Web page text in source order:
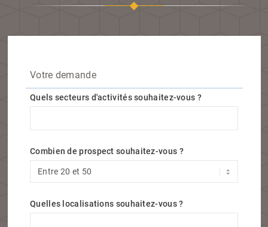
Votre demande
Quels secteurs d'activités souhaitez-vous ?
Combien de prospect souhaitez-vous ?
Quelles localisations souhaitez-vous ?